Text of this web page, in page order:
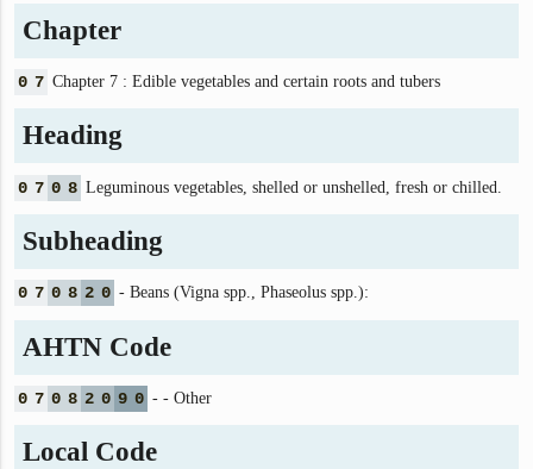
Chapter
0 7 Chapter 7 : Edible vegetables and certain roots and tubers
Heading
0 7 0 8 Leguminous vegetables, shelled or unshelled, fresh or chilled.
Subheading
0 7 0 8 2 0 - Beans (Vigna spp., Phaseolus spp.):
AHTN Code
0 7 0 8 2 0 9 0 - - Other
Local Code